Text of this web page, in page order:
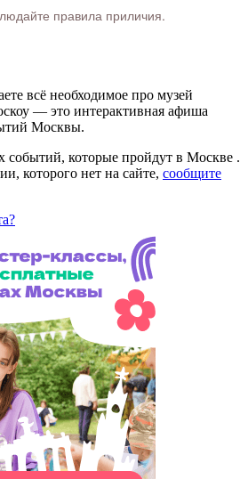
правила приличия.
всё необходимое про музей
— это интерактивная афиша
Москвы.
событий, которые пройдут в Москве .
которого нет на сайте, сообщите